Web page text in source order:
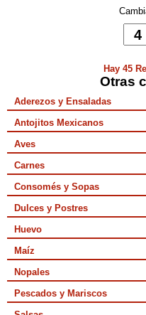
Hay 45
Otras
Aderezos y Ensaladas
Antojitos Mexicanos
Aves
Carnes
Consomés y Sopas
Dulces y Postres
Huevo
Maíz
Nopales
Pescados y Mariscos